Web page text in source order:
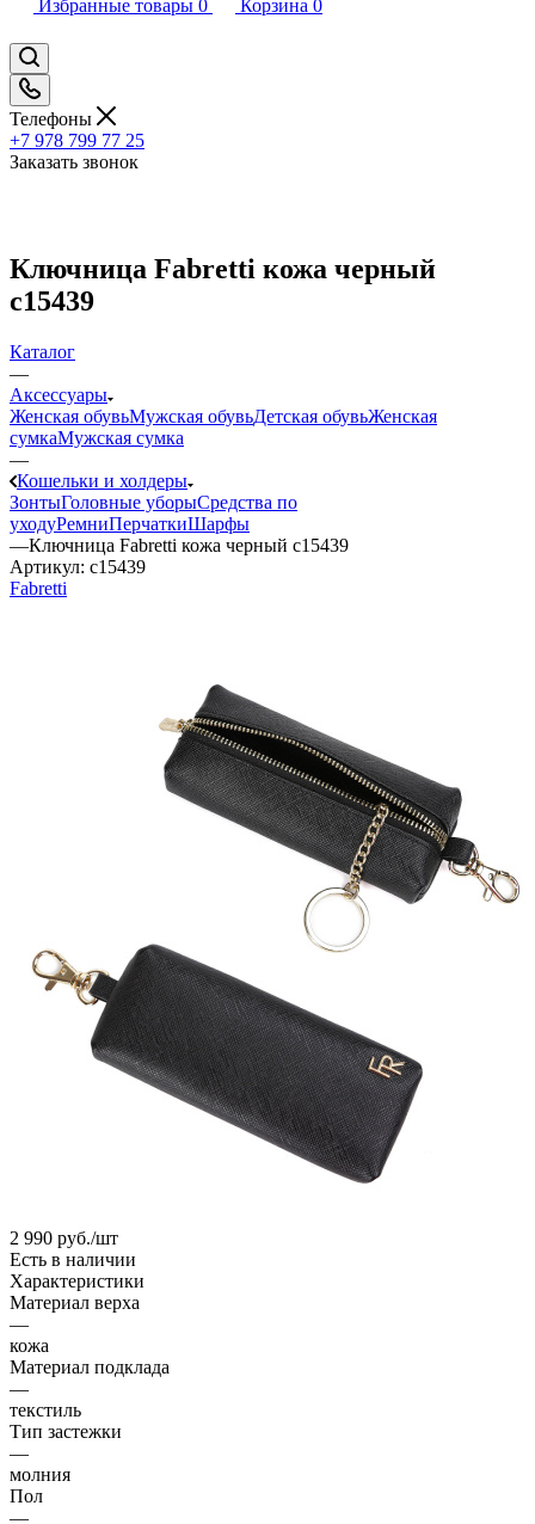
Избранные товары 0 Корзина 0
Телефоны
+7 978 799 77 25
Заказать звонок
Ключница Fabretti кожа черный
c15439
Каталог
—
Аксессуары
Женская обувьМужская обувьДетская обувьЖенская
сумкаМужская сумка
—
Кошельки и холдеры
ЗонтыГоловные уборыСредства по
уходуРемниПерчаткиШарфы
—Ключница Fabretti кожа черный c15439
Артикул: c15439
Fabretti
2 990 руб./шт
Есть в наличии
Характеристики
Материал верха
—
кожа
Материал подклада
—
текстиль
Тип застежки
—
молния
Пол
—